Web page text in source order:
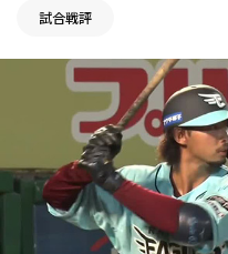
HOME
動画
日程・結果
順位表･成績
試合戦評